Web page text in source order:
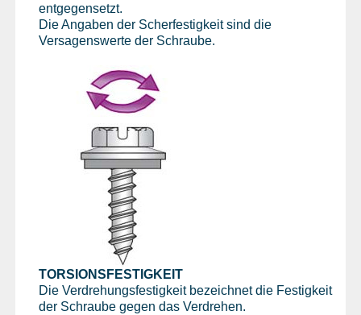
entgegensetzt.
Die Angaben der Scherfestigkeit sind die
Versagenswerte der Schraube.
TORSIONSFESTIGKEIT
Die Verdrehungsfestigkeit bezeichnet die Festigkeit
der Schraube gegen das Verdrehen.